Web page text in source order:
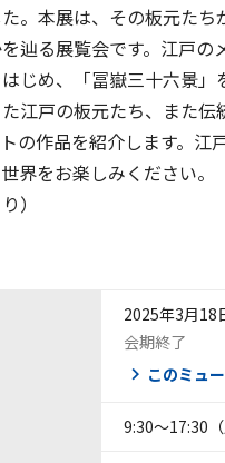
。本展は、その板元た
辿る展覧会です。江戸
じめ、「冨嶽三十六景
江戸の板元たち、また
の作品を紹介します。
界をお楽しみください。
）
2025年3月18
会期終了
このミュ
9:30～17:30（